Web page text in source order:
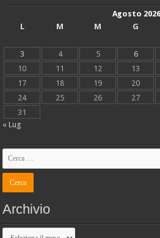
Agosto 2026
L
M M G
3
4 5 6
10
11 12 13
17
18 19 20
24
25 26 27
31
« Lug
Archivio
Archivio